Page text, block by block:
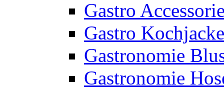
Gastro
Gastro
Gastronomie
Gastronomie